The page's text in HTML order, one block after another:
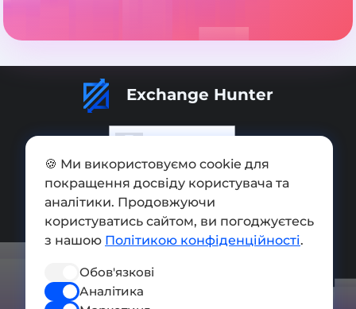
Exchange Hunter
Додати обмінник
Мапа сайту
Press kit
Умови використання
🍪 Ми використовуємо cookie для
покращення досвіду користувача та
аналітики. Продовжуючи
користуватись сайтом, ви погоджуєтесь
з нашою Політикою конфіденційності.
Обов'язкові
Аналітика